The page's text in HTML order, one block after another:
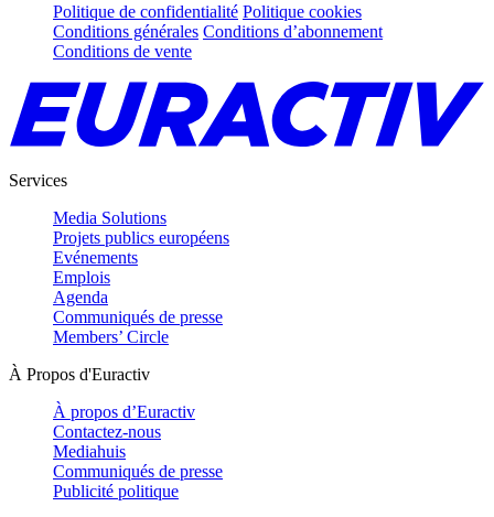
Politique de confidentialité Politique cookies
Conditions générales Conditions d’abonnement
Conditions de vente
Services
Media Solutions
Projets publics européens
Evénements
Emplois
Agenda
Communiqués de presse
Members’ Circle
À Propos d'Euractiv
À propos d’Euractiv
Contactez-nous
Mediahuis
Communiqués de presse
Publicité politique